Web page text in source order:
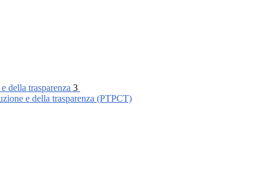
della trasparenza 3
e della trasparenza (PTPCT)